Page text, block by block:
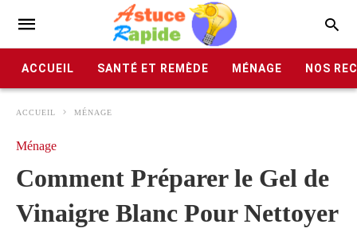
ACCUEIL SANTÉ ET REMÈDE MÉNAGE NOS
ACCUEIL MÉNAGE
Ménage
Comment Préparer le Gel de
Vinaigre Blanc Pour Nettoyer